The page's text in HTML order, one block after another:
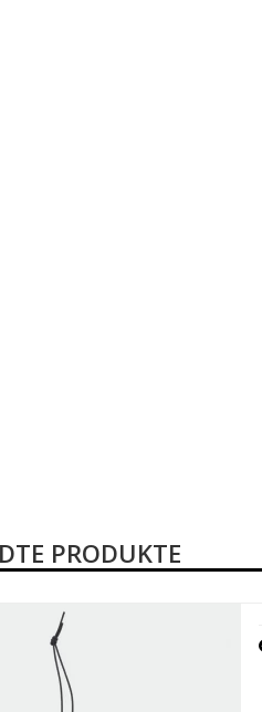
PRODUKTE